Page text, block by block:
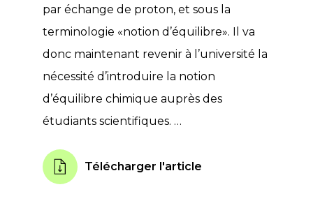
par échange de proton, et sous la
terminologie «notion d’équilibre». Il va
donc maintenant revenir à l’université la
nécessité d’introduire la notion
d’équilibre chimique auprès des
étudiants scientifiques. …
Télécharger l'article